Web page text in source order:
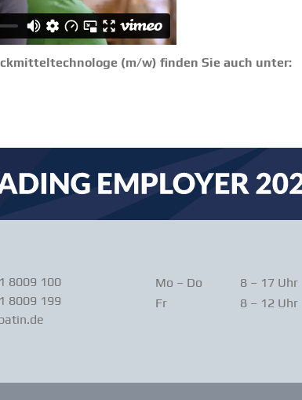
(m/w) finden Sie auch unter:
8009 100
8009 199
Mo – Do
8 – 17 Uhr
Fr
8 – 12 Uhr